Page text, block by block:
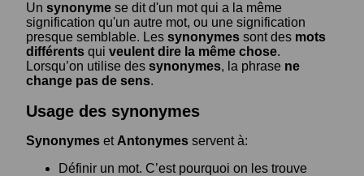
Un synonyme se dit d'un mot qui a la même
signification qu'un autre mot, ou une signification
presque semblable. Les synonymes sont des mots
différents qui veulent dire la même chose.
Lorsqu’on utilise des synonymes, la phrase ne
change pas de sens.
Usage des synonymes
Synonymes etAntonymes servent à:
Définir un mot. C’est pourquoi on les trouve